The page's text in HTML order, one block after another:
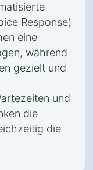
Response)
eine
während
gezielt und
und
die
die